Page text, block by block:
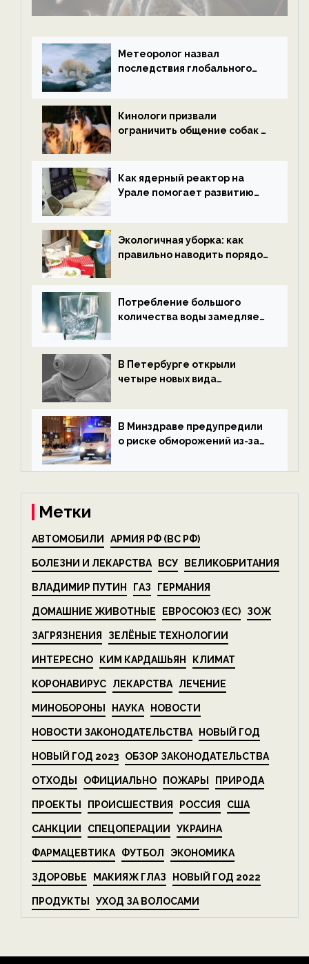
Метеоролог назвал
последствия глобального
ECOportal
Кинологи призвали
ограничить общение собак с
ECOportal
Как ядерный реактор на
Урале помогает развитию
ECOportal
Экологичная уборка: как
правильно наводить порядок
Потребление большого
количества воды замедляет
В Петербурге открыли
четыре новых вида
экологии на ECOportal
В Минздраве предупредили
о риске обморожений из-за
на ECOportal
Метки
АВТОМОБИЛИ АРМИЯ РФ (ВС РФ)
БОЛЕЗНИ И ЛЕКАРСТВА ВСУ ВЕЛИКОБРИТАНИЯ
ВЛАДИМИР ПУТИН ГАЗ ГЕРМАНИЯ
ДОМАШНИЕ ЖИВОТНЫЕ ЕВРОСОЮЗ (ЕС) ЗОЖ
ЗАГРЯЗНЕНИЯ ЗЕЛЁНЫЕ ТЕХНОЛОГИИ
ИНТЕРЕСНО КИМ КАРДАШЬЯН КЛИМАТ
КОРОНАВИРУС ЛЕКАРСТВА ЛЕЧЕНИЕ
МИНОБОРОНЫ НАУКА НОВОСТИ
НОВОСТИ ЗАКОНОДАТЕЛЬСТВА НОВЫЙ ГОД
НОВЫЙ ГОД 2023 ОБЗОР ЗАКОНОДАТЕЛЬСТВА
ОТХОДЫ ОФИЦИАЛЬНО ПОЖАРЫ ПРИРОДА
ПРОЕКТЫ ПРОИСШЕСТВИЯ РОССИЯ США
САНКЦИИ СПЕЦОПЕРАЦИИ УКРАИНА
ФАРМАЦЕВТИКА ФУТБОЛ ЭКОНОМИКА
ЗДОРОВЬЕ МАКИЯЖ ГЛАЗ НОВЫЙ ГОД 2022
ПРОДУКТЫ УХОД ЗА ВОЛОСАМИ